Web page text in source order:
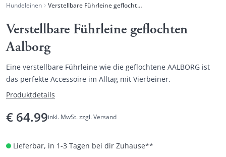
Hundeleinen Verstellbare Führleine geflochten Aalborg
Verstellbare Führleine geflochten
Aalborg
Eine verstellbare Führleine wie die geflochtene AALBORG ist
das perfekte Accessoire im Alltag mit Vierbeiner.
Produktdetails
€ 64.99inkl. MwSt. zzgl. Versand
Lieferbar, in 1-3 Tagen bei dir Zuhause**